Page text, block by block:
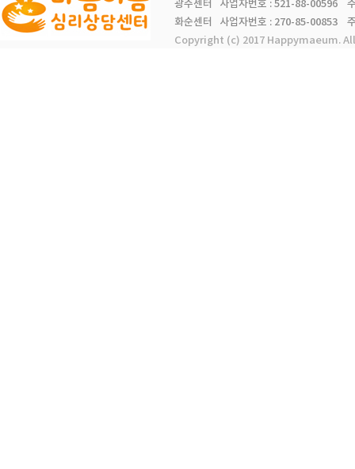
광주센터 사업자번호 : 521-88-00596
화순센터 사업자번호 : 270-85-00853
Copyright (c) 2017 Happymaeum.